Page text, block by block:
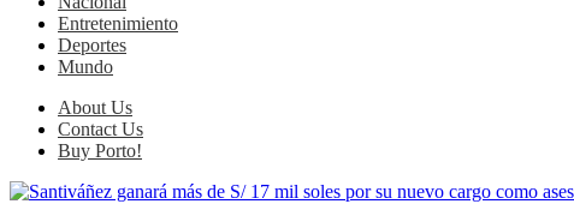
Entretenimiento
Deportes
Mundo
About Us
Contact Us
Buy Porto!